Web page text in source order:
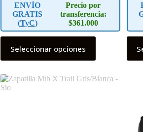
ENVÍO
GRATIS
(TyC)
Precio por
transferencia:
$361.000
Seleccionar opciones
Este
producto
tiene
variantes.
Las
Este
tiene
elegir